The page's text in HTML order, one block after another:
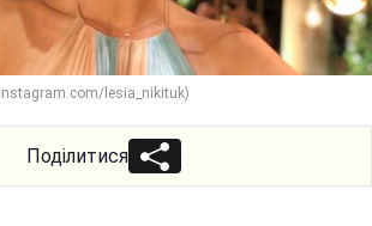
lesia_nikituk)
Поділитися